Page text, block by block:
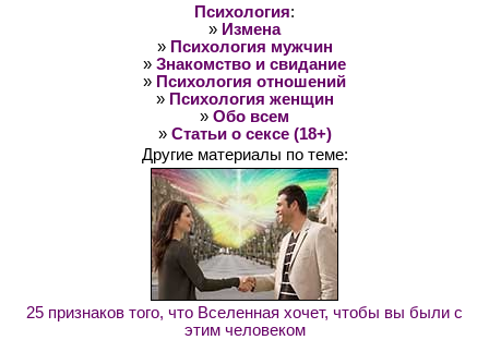
Психология:
» Измена
» Психология мужчин
» Знакомство и свидание
» Психология отношений
» Психология женщин
» Обо всем
» Статьи о сексе (18+)
Другие материалы по теме:
25 признаков того, что Вселенная хочет, чтобы вы были с
этим человеком